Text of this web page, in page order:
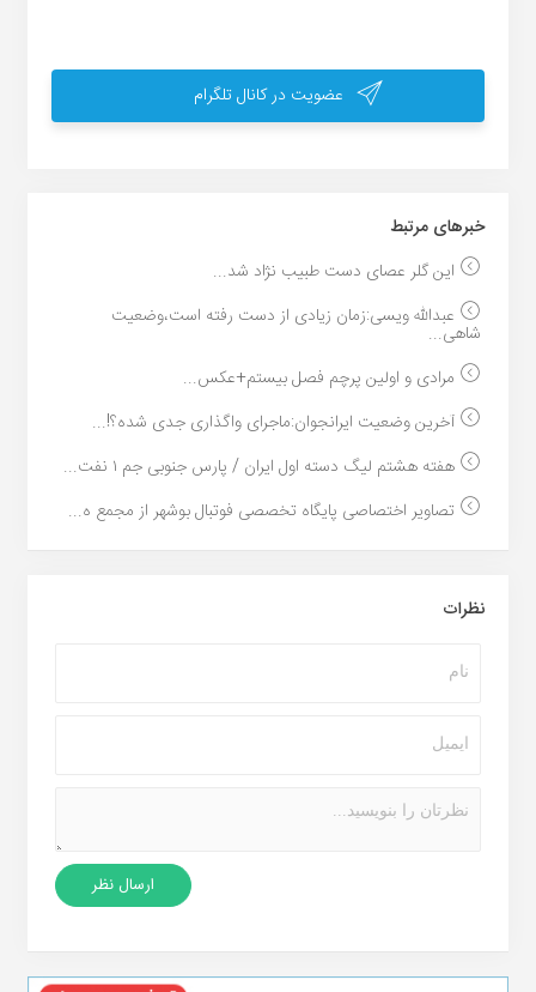
عضویت در کانال تلگرام
خبر‌های مرتبط
این گلر عصای دست طبیب نژاد شد...
عبدالله ویسی:زمان زیادی از دست رفته است،وضعیت
شاهی...
مرادی و اولین پرچم فصل بیستم+عکس...
آخرین وضعیت ایرانجوان:ماجرای واگذاری جدی شده؟!...
هفته هشتم لیگ دسته اول ایران / پارس جنوبی جم ۱ نفت...
تصاویر اختصاصی پایگاه تخصصی فوتبال بوشهر از مجمع ه...
نظرات